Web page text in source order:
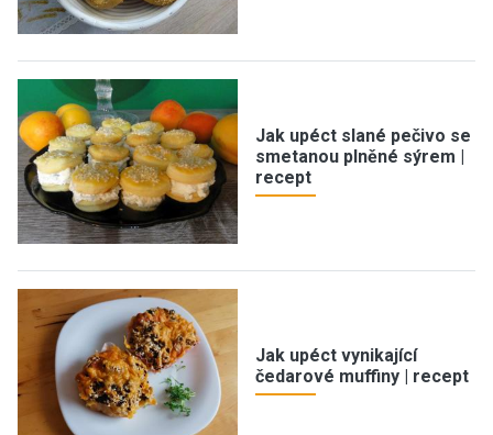
Jak upéct slané pečivo se
smetanou plněné sýrem |
recept
Jak upéct vynikající
čedarové muffiny | recept